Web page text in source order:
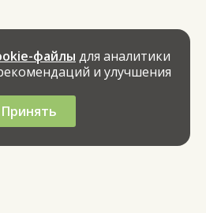
файлы для аналитики
и улучшения
Принять